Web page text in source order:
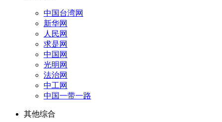
中国台湾网
新华网
人民网
求是网
中国网
光明网
法治网
中工网
中国一带一路
其他综合